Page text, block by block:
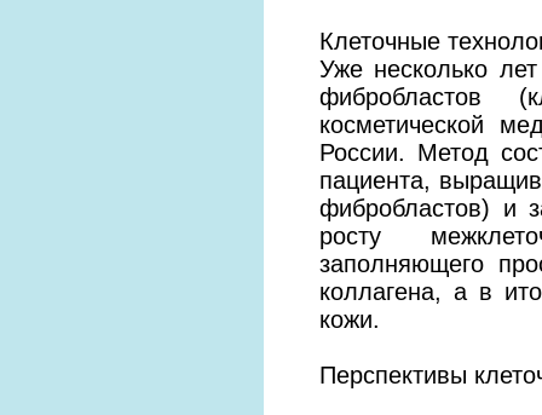
Клеточные
Уже несколько
фибробластов
косметической
России. Метод
пациента,
фибробластов) и
росту
заполняющего
коллагена, а в
кожи.
Перспективы